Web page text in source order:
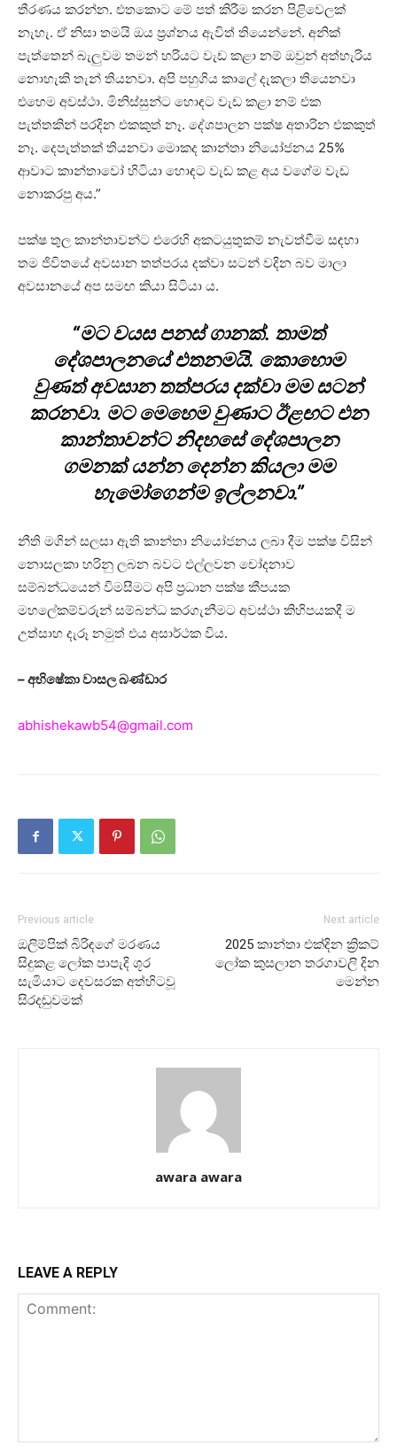
තීරණය කරන්න. එතකොට මේ පත් කිරීම කරන පිළිවෙලක්
නැහැ. ඒ නිසා තමයි ඔය ප්‍රශ්නය ඇවිත් තියෙන්නේ. අනික්
පැත්තෙන් බැලුවම තමන් හරියට වැඩ කළා නම් ඔවුන් අත්හැරිය
නොහැකි තැන් තියනවා. අපි පහුගිය කාලේ දැකලා තියෙනවා
එහෙම අවස්ථා. මිනිස්සුන්ට හොඳට වැඩ කළා නම් එක
පැත්තකින් පරදින එකකුත් නෑ. දේශපාලන පක්ෂ අතාරින එකකුත්
නෑ. දෙපැත්තක් තියනවා මොකද කාන්තා නියෝජනය 25%
ආවාට කාන්තාවෝ හිටියා හොඳට වැඩ කළ අය වගේම වැඩ
නොකරපු අය.”
පක්ෂ තුල කාන්තාවන්ට එරෙහි අකටයුතුකම් නැවත්වීම සඳහා
තම ජිවිතයේ අවසාන තත්පරය දක්වා සටන් වදින බව මාලා
අවසානයේ අප සමඟ කියා සිටියා ය.
“මට වයස පනස් ගානක්. තාමත්
දේශපාලනයේ එතනමයි. කොහොම
වුණත් අවසාන තත්පරය දක්වා මම සටන්
කරනවා. මට මෙහෙම වුණාට ඊළඟට එන
කාන්තාවන්ට නිදහසේ දේශපාලන
ගමනක් යන්න දෙන්න කියලා මම
හැමෝගෙන්ම ඉල්ලනවා.”
නීති මගින් සලසා ඇති කාන්තා නියෝජනය ලබා දීම පක්ෂ විසින්
නොසලකා හරිනු ලබන බවට එල්ලවන චෝදනාව
සම්බන්ධයෙන් විමසීමට අපි ප්‍රධාන පක්ෂ කීපයක
මහලේකම්වරුන් සම්බන්ධ කරගැනීමට අවස්ථා කිහිපයකදී ම
උත්සාහ දැරූ නමුත් එය අසාර්ථක විය.
– අභිෂේකා වාසල බණ්ඩාර
abhishekawb54@gmail.com
Previous article
ඔලිම්පික් බිරිඳගේ මරණය
සිදුකළ ලෝක පාපැදි ශූර
සැමියාට දෙවසරක අත්හිටවූ
සිරදඬුවමක්
Next article
2025 කාන්තා එක්දින ක්‍රිකට්
ලෝක කුසලාන තරගාවලි දින
මෙන්න
awara awara
LEAVE A REPLY